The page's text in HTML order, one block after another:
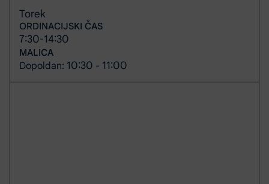
Torek
ORDINACIJSKI ČAS
7:30-14:30
MALICA
Dopoldan: 10:30 - 11:00